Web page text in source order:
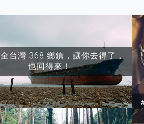
台灣 368 鄉鎮，讓你去得了，
也回得來！